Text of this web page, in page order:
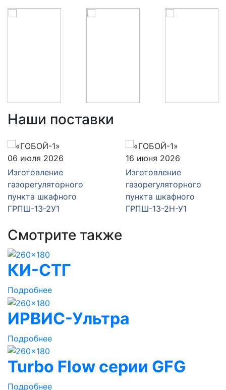
Наши поставки
06 июля 2026
Изготовление
газорегуляторного
пункта шкафного
ГРПШ-13-2У1
16 июня 2026
Изготовление
газорегуляторного
пункта шкафного
ГРПШ-13-2Н-У1
Смотрите также
КИ-СТГ
Подробнее
ИРВИС-Ультра
Подробнее
Turbo Flow серии GFG
Подробнее